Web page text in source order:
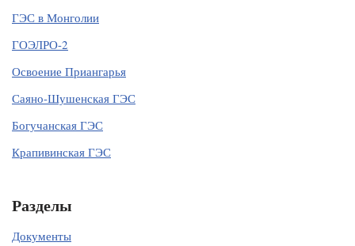
ГЭС в Монголии
ГОЭЛРО-2
Освоение Приангарья
Саяно-Шушенская ГЭС
Богучанская ГЭС
Крапивинская ГЭС
Разделы
Документы